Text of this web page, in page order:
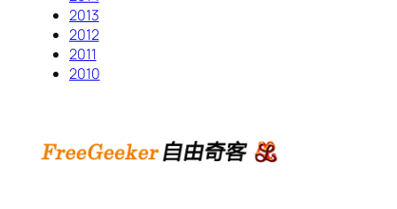
2013
2012
2011
2010